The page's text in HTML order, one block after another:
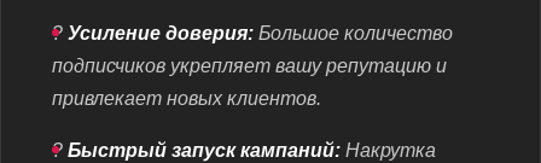
? Усиление доверия: Большое количество
подписчиков укрепляет вашу репутацию и
привлекает новых клиентов.
? Быстрый запуск кампаний: Накрутка